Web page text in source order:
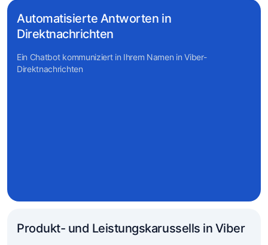
Automatisierte Antworten in
Direktnachrichten
Ein Chatbot kommuniziert in Ihrem Namen in Viber-
Direktnachrichten
Produkt- und Leistungskarussells in Viber